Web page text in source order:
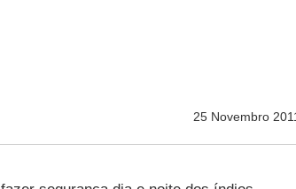
25 Novembro